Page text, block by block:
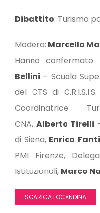
Dibattito: Turismo
Modera: Marcello
Hanno confermato
Bellini – Scuola
del CTS di
Coordinatrice
CNA, Alberto Tirelli
di Siena, Enrico
PMI Firenze,
Istituzionali, Marco
SCARICA LOCANDINA